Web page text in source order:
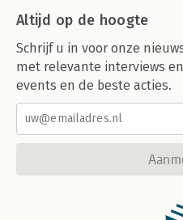
Altijd op de hoogte
Schrijf u in voor onze
met relevante interviews
events en de beste acties.